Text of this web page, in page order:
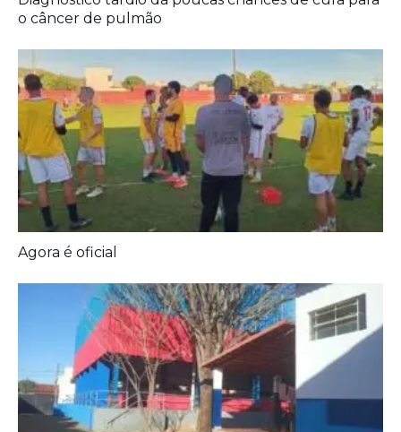
Agora é oficial
Prefeitura entrega melhorias em escolas